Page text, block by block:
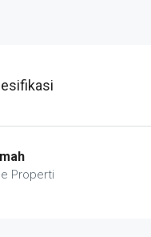
Properti